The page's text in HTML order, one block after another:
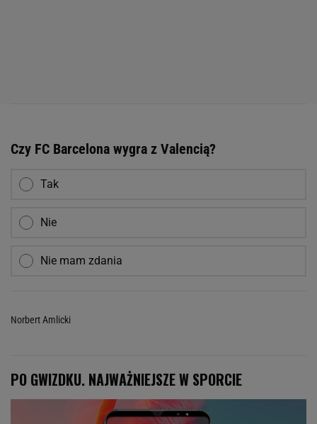
Czy FC Barcelona wygra z Valencią?
Tak
Nie
Nie mam zdania
Norbert Amlicki